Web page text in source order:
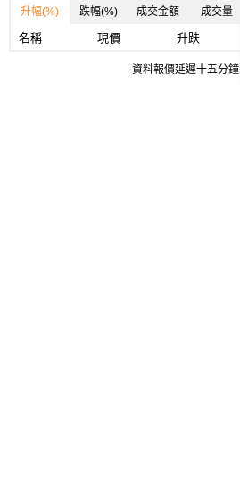
升幅(%) 跌幅(%) 成交金額 成交量
名稱 現價 升跌
資料報價延遲十五分鐘